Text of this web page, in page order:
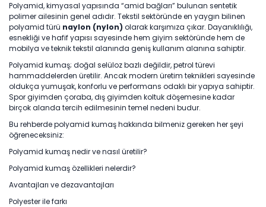
Polyamid, kimyasal yapısında “amid bağları” bulunan sentetik
polimer ailesinin genel adıdır. Tekstil sektöründe en yaygın bilinen
polyamid türü naylon (nylon) olarak karşımıza çıkar. Dayanıklılığı,
esnekliği ve hafif yapısı sayesinde hem giyim sektöründe hem de
mobilya ve teknik tekstil alanında geniş kullanım alanına sahiptir.
Polyamid kumaş; doğal selüloz bazlı değildir, petrol türevi
hammaddelerden üretilir. Ancak modern üretim teknikleri sayesinde
oldukça yumuşak, konforlu ve performans odaklı bir yapıya sahiptir.
Spor giyimden çoraba, dış giyimden koltuk döşemesine kadar
birçok alanda tercih edilmesinin temel nedeni budur.
Bu rehberde polyamid kumaş hakkında bilmeniz gereken her şeyi
öğreneceksiniz:
Polyamid kumaş nedir ve nasıl üretilir?
Polyamid kumaş özellikleri nelerdir?
Avantajları ve dezavantajları
Polyester ile farkı